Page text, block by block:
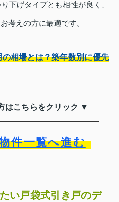
下げタイプとも相性が良く、
考えの方に最適です。
相場とは？築年数別に優先
はこちらをクリック ▼
件一覧へ進む
い戸袋式引き戸のデ